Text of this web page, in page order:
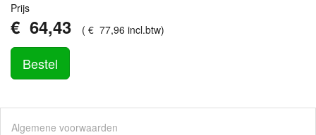
Prijs
€ 64,43 ( € 77,96 incl.btw)
Bestel
Algemene voorwaarden